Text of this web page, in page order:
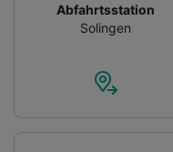
Abfahrtsstation
Solingen